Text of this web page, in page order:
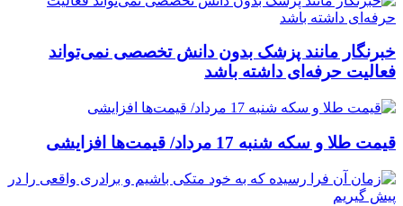
خبرنگار مانند پزشک بدون دانش تخصصی نمی‌تواند
فعالیت حرفه‌ای داشته باشد
قیمت طلا و سکه شنبه 17 مرداد/ قیمت‌ها افزایشی